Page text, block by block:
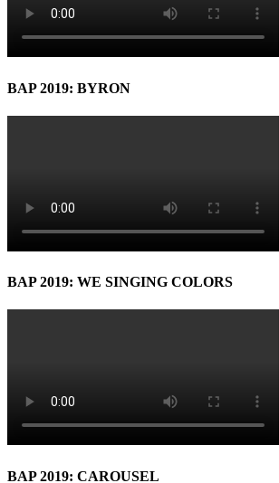
BAP 2019: BYRON
BAP 2019: WE SINGING COLORS
BAP 2019: CAROUSEL